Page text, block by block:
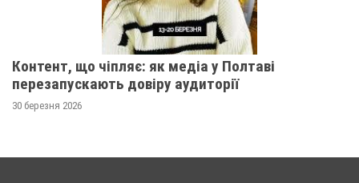
Контент, що чіпляє: як медіа у Полтаві
перезапускають довіру аудиторії
30 березня 2026